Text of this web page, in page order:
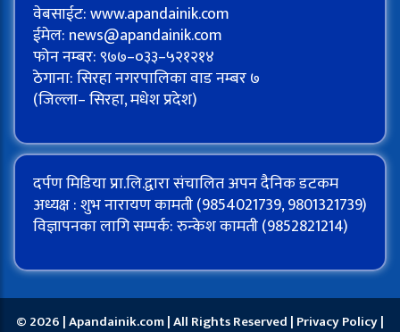
वेबसाईट: www.apandainik.com
ईमेल: news@apandainik.com
फोन नम्बर: ९७७–०३३–५२१२१४
ठेगाना: सिरहा नगरपालिका वाड नम्बर ७
(जिल्ला– सिरहा, मधेश प्रदेश)
दर्पण मिडिया प्रा.लि.द्वारा संचालित अपन दैनिक डटकम
अध्यक्ष : शुभ नारायण कामती (9854021739, 9801321739)
विज्ञापनका लागि सम्पर्क: रुन्केश कामती (9852821214)
© 2026 | Apandainik.com | All Rights Reserved | Privacy Policy|